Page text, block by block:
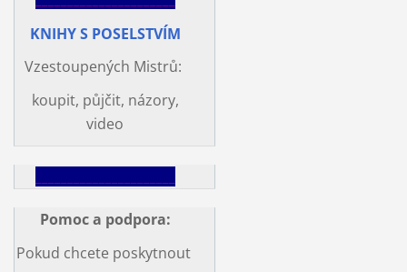
KNIHY S POSELSTVÍM
Vzestoupených Mistrů:
koupit, půjčit, názory,
video
Pomoc a podpora:
Pokud chcete poskytnout